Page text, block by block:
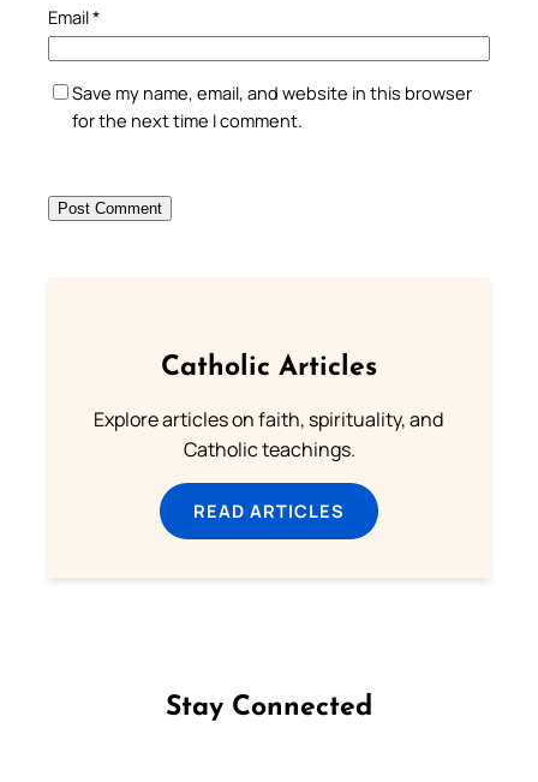
Email*
Save my name, email, and website in this browser
for the next time I comment.
Catholic Articles
Explore articles on faith, spirituality, and
Catholic teachings.
READ ARTICLES
Stay Connected